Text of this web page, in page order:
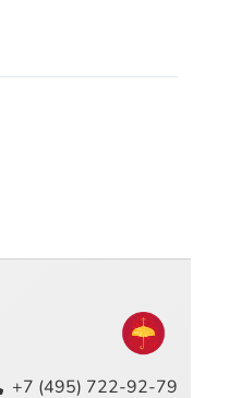
+7 (495) 722-92-79